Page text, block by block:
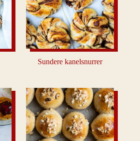
Sundere kanelsnurrer